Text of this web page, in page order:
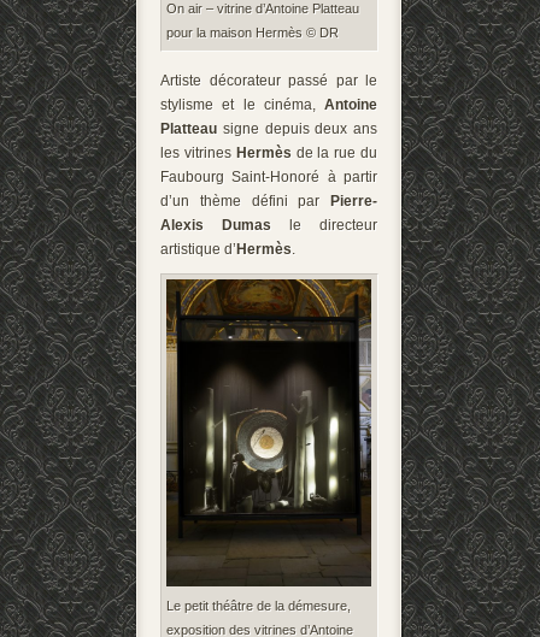
On air – vitrine d’Antoine Platteau
pour la maison Hermès © DR
Artiste décorateur passé par le
stylisme et le cinéma, Antoine
Platteau signe depuis deux ans
les vitrines Hermèsde la rue du
Faubourg Saint-Honoré à partir
d’un thème défini par
Pierre-
Alexis Dumas le directeur
artistique d’ Hermès.
Le petit théâtre de la démesure,
exposition des vitrines d’Antoine